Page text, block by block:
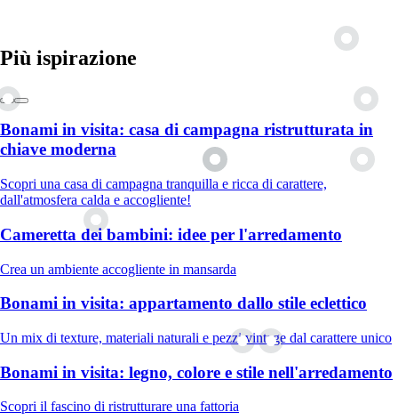
Più ispirazione
Bonami in visita: casa di campagna ristrutturata in
chiave moderna
Scopri una casa di campagna tranquilla e ricca di carattere,
dall'atmosfera calda e accogliente!
Cameretta dei bambini: idee per l'arredamento
Crea un ambiente accogliente in mansarda
Bonami in visita: appartamento dallo stile eclettico
Un mix di texture, materiali naturali e pezzi vintage dal carattere unico
Bonami in visita: legno, colore e stile nell'arredamento
Scopri il fascino di ristrutturare una fattoria